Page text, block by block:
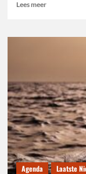
Lees meerLees
Provinciale
provincie
in
Agenda Laatste